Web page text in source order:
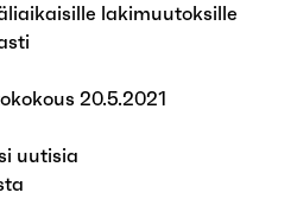
lakimuutoksille
20.5.2021
uutisia